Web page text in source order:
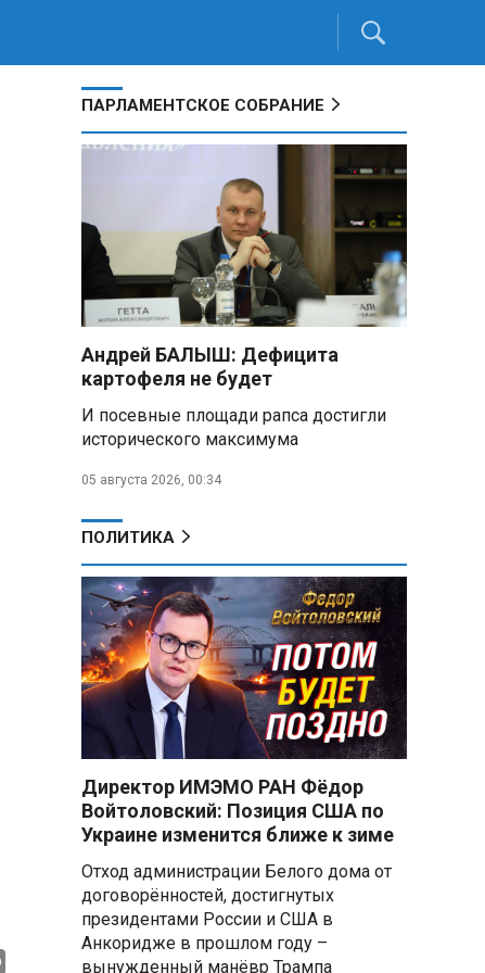
ПАРЛАМЕНТСКОЕ СОБРАНИЕ
Андрей БАЛЫШ: Дефицита
картофеля не будет
И посевные площади рапса достигли
исторического максимума
05 августа 2026, 00:34
ПОЛИТИКА
Директор ИМЭМО РАН Фёдор
Войтоловский: Позиция США по
Украине изменится ближе к зиме
Отход администрации Белого дома от
договорённостей, достигнутых
президентами России и США в
Анкоридже в прошлом году –
вынужденный манёвр Трампа